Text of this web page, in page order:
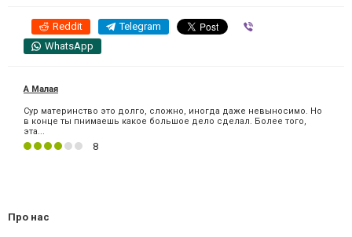
Reddit Telegram
WhatsApp
А Малая
Сур материнство это долго, сложно, иногда даже невыносимо. Но
в конце ты пнимаешь какое большое дело сделал. Более того,
эта...
8
Про нас